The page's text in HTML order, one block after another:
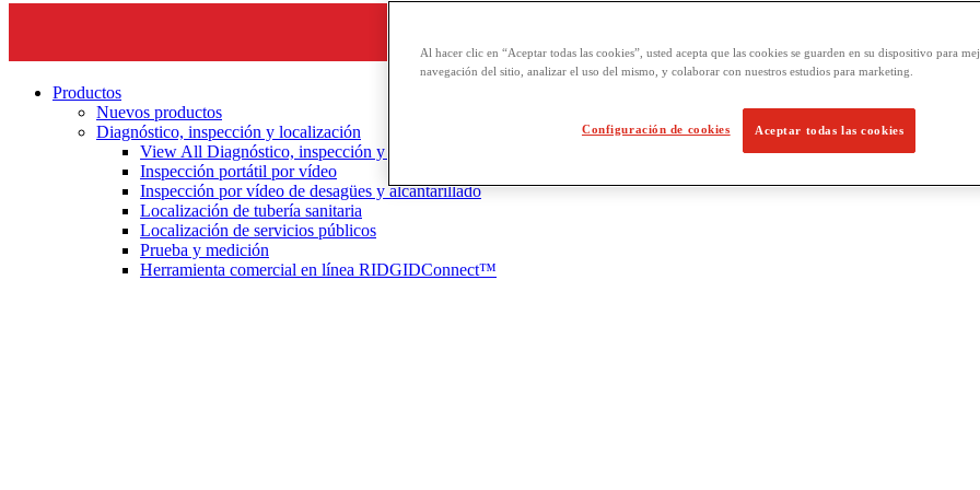
Productos
Nuevos productos
Diagnóstico, inspección y localización
View All Diagnóstico, inspección y localización
Inspección portátil por vídeo
Inspección por vídeo de desagües y alcantarillado
Localización de tubería sanitaria
Localización de servicios públicos
Prueba y medición
Herramienta comercial en línea RIDGIDConnect™
Al hacer clic en “Aceptar todas las cookies”, usted acepta que las cookies se guarden en su dispositivo para
navegación del sitio, analizar el uso del mismo, y colaborar con nuestros estudios para marketing.
Configuración de cookies Aceptar todas las cookies